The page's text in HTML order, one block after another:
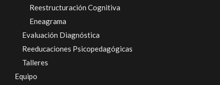
Reestructuración Cognitiva
Eneagrama
Evaluación Diagnóstica
Reeducaciones Psicopedagógicas
Talleres
Equipo